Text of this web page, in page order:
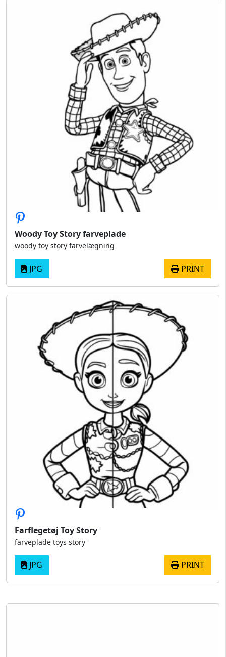
Woody Toy Story farveplade
woody toy story farvelægning
JPG PRINT
Farflegetøj Toy Story
farveplade toys story
JPG PRINT